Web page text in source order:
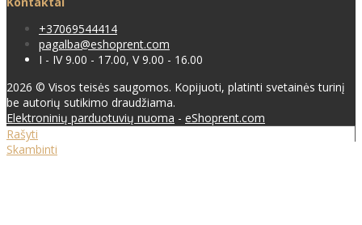
+37069544414
pagalba@eshoprent.com
I - IV 9.00 - 17.00, V 9.00 - 16.00
2026 © Visos teisės saugomos. Kopijuoti, platinti svetainės turinį
be autorių sutikimo draudžiama.
Elektroninių parduotuvių nuoma - eShoprent.com
Rašyti
Skambinti